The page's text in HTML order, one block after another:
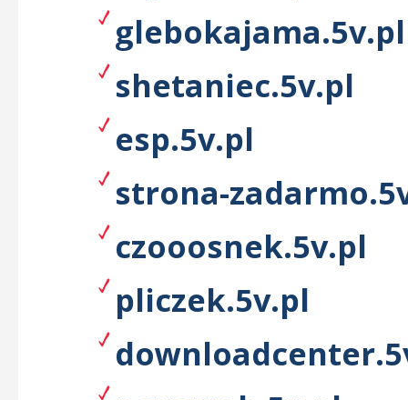
glebokajama.5v.pl
shetaniec.5v.pl
esp.5v.pl
strona-
czooosnek.5v.pl
pliczek.5v.pl